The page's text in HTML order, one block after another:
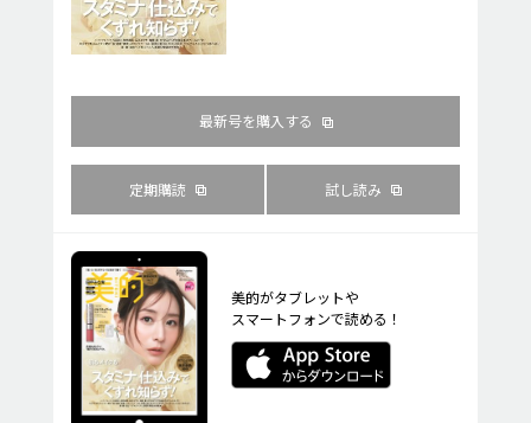
最新号を購入する
定期購読 試し読み
美的がタブレットや
スマートフォンで読める！